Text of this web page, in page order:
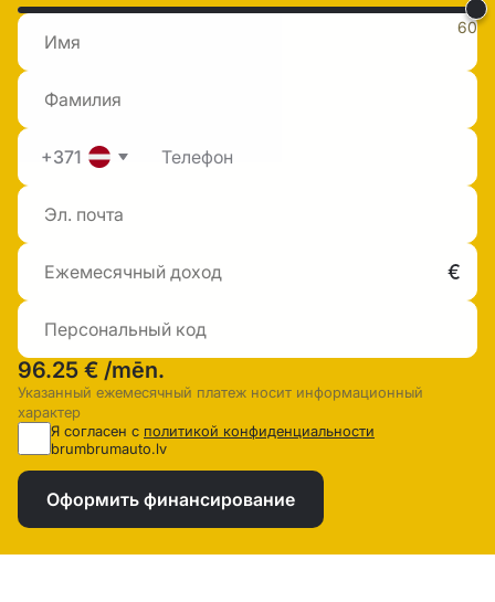
60
+371
96.25 € /mēn.
Указанный ежемесячный платеж носит информационный
характер
Я согласен с политикой конфиденциальности
brumbrumauto.lv
Оформить финансирование